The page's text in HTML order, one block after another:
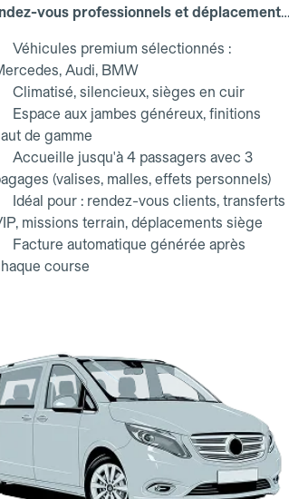
vous professionnels et déplacements
Véhicules premium sélectionnés :
Audi, BMW
Climatisé, silencieux, sièges en cuir
Espace aux jambes généreux, finitions
de gamme
Accueille jusqu'à 4 passagers avec 3
(valises, malles, effets personnels)
Idéal pour : rendez-vous clients, transferts
missions terrain, déplacements siège
Facture automatique générée après
course